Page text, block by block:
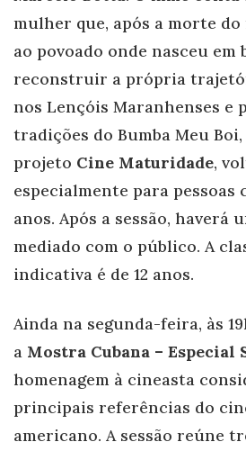
mulher que, após a morte
ao povoado onde nasceu em
reconstruir a própria
nos Lençóis Maranhenses e
tradições do Bumba Meu
projeto Cine Maturidade,
especialmente para pessoas
anos. Após a sessão, haverá
mediado com o público. A
indicativa é de 12 anos.
Ainda na segunda-feira, às
a Mostra Cubana – Especial
homenagem à cineasta
principais referências do
americano. A sessão reúne